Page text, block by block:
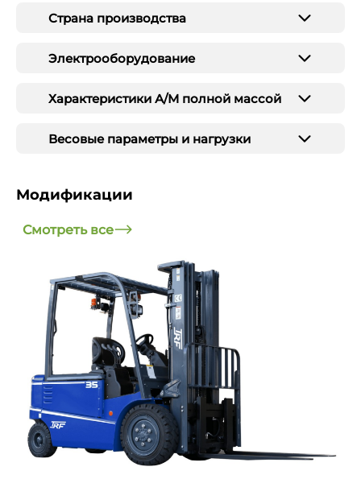
Страна производства
Электрооборудование
Характеристики А/М полной массой
Весовые параметры и нагрузки
Модификации
Смотреть все